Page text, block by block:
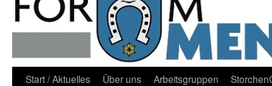
Zum
Start / Aktuelles Über uns Arbeitsgruppen